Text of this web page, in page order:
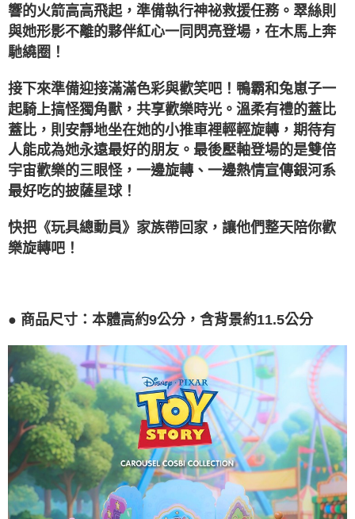
響的火箭高高飛起，準備執行神祕救援任務。翠絲則
與她形影不離的夥伴紅心一同閃亮登場，在木馬上奔
馳繞圈！
接下來準備迎接滿滿色彩與歡笑吧！鴨霸和兔崽子一
起騎上搞怪獨角獸，共享歡樂時光。溫柔有禮的蓋比
蓋比，則安靜地坐在她的小推車裡輕輕旋轉，期待有
人能成為她永遠最好的朋友。最後壓軸登場的是雙倍
宇宙歡樂的三眼怪，一邊旋轉、一邊熱情宣傳銀河系
最好吃的披薩星球！
快把《玩具總動員》家族帶回家，讓他們整天陪你歡
樂旋轉吧！
● 商品尺寸：本體高約9公分，含背景約11.5公分